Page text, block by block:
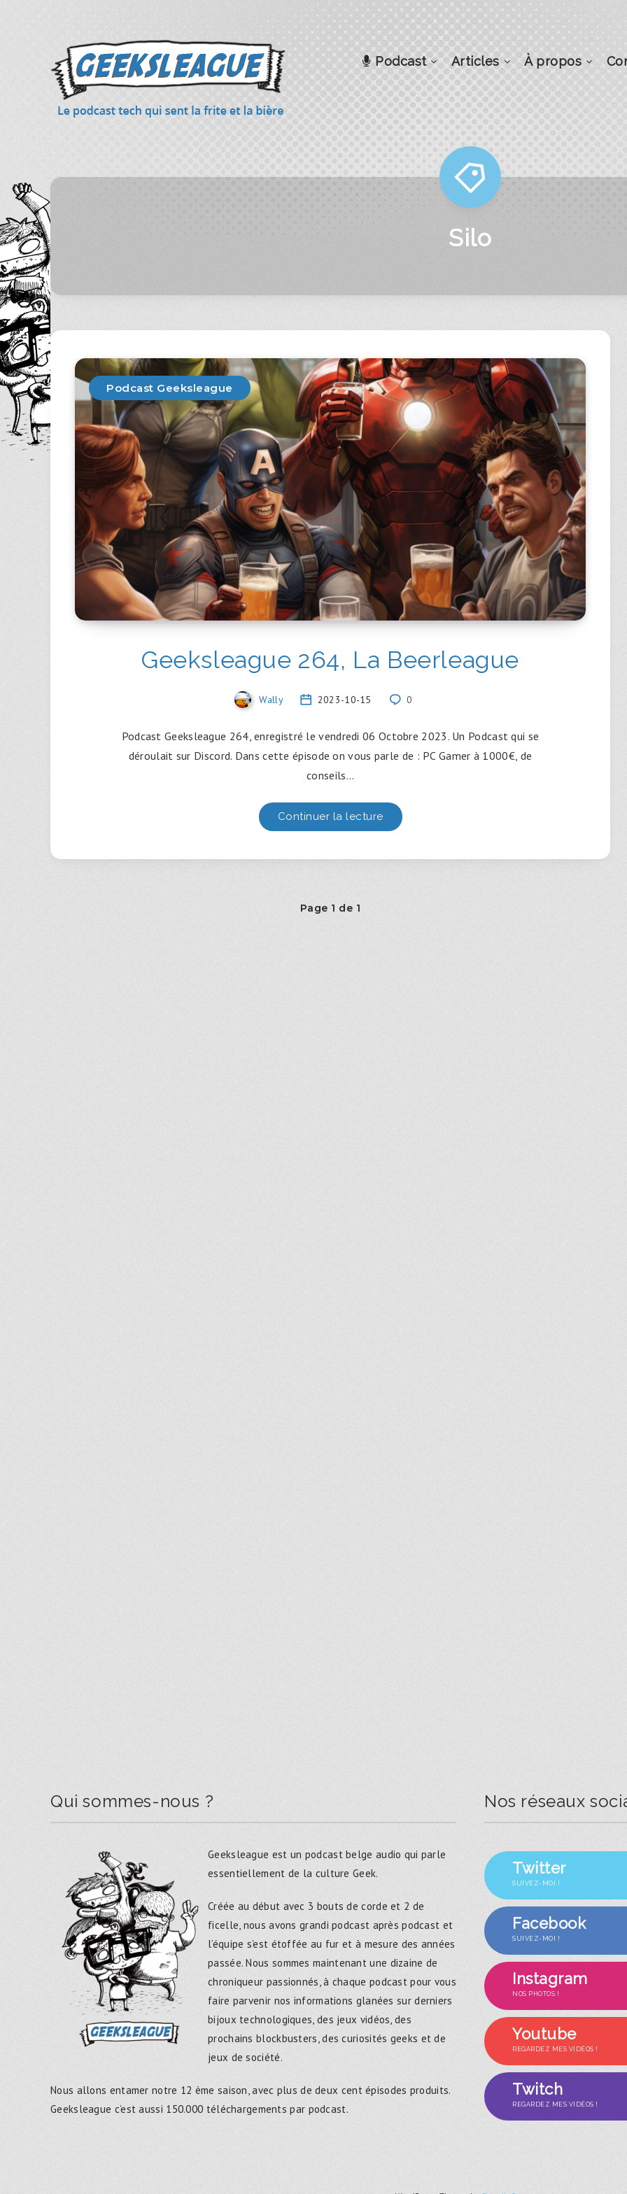
Podcast Articles À propos
Silo
Podcast Geeksleague
Geeksleague 264, La Beerleague
Wally 2023-10-15 0
Podcast Geeksleague 264, enregistré le vendredi 06 Octobre 2023. Un Podcast qui se
déroulait sur Discord. Dans cette épisode on vous parle de : PC Gamer à 1000€, de
conseils…
Continuer la lecture
Page 1 de 1
Qui sommes-nous ?
Geeksleague est un podcast belge audio qui parle
essentiellement de la culture Geek.
Créée au début avec 3 bouts de corde et 2 de
ficelle, nous avons grandi podcast après podcast et
l’équipe s’est étoffée au fur et à mesure des années
passée. Nous sommes maintenant une dizaine de
chroniqueur passionnés, à chaque podcast pour vous
faire parvenir nos informations glanées sur derniers
bijoux technologiques, des jeux vidéos, des
prochains blockbusters, des curiosités geeks et de
jeux de société.
Nous allons entamer notre 12 ème saison, avec plus de deux cent épisodes produits.
Geeksleague c’est aussi 150.000 téléchargements par podcast.
Nos réseaux
Twitter
SUIVEZ-MOI !
Facebook
SUIVEZ-MOI !
Instagram
NOS PHOTOS !
Youtube
REGARDEZ MES VIDÉOS !
Twitch
REGARDEZ MES VIDÉOS !